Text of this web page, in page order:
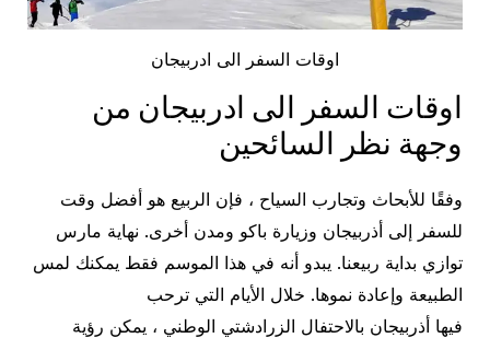
اوقات السفر الى ادربيجان
اوقات السفر الى ادربيجان من
وجهة نظر السائحين
وفقًا للأبحاث وتجارب السياح ، فإن الربيع هو أفضل وقت
للسفر إلى أذربيجان وزيارة باكو ومدن أخرى. نهاية مارس
توازي بداية ربيعنا. يبدو أنه في هذا الموسم فقط يمكنك لمس
الطبيعة وإعادة نموها. خلال الأيام التي ترحب
فيها أذربيجان بالاحتفال الزرادشتي الوطني ، يمكن رؤية